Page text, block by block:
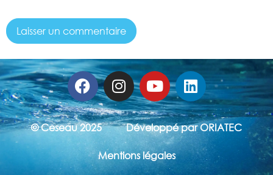
© Ceseau 2025 Développé par ORIATEC
Mentions légales